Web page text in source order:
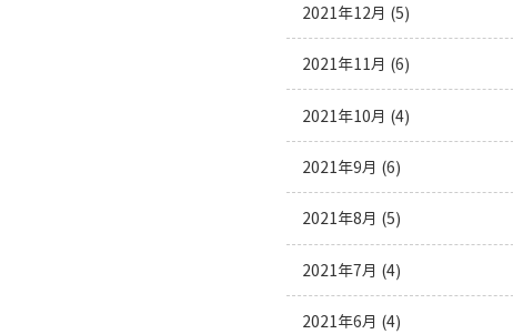
2021年12月 (5)
2021年11月 (6)
2021年10月 (4)
2021年9月 (6)
2021年8月 (5)
2021年7月 (4)
2021年6月 (4)